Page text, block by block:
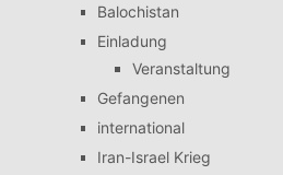
Balochistan
Einladung
Veranstaltung
Gefangenen
international
Iran-Israel Krieg